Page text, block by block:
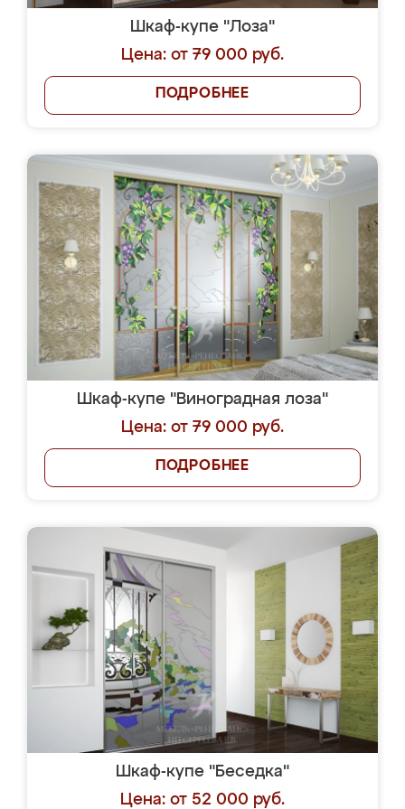
Шкаф-купе "Лоза"
Цена: от 79 000 руб.
ПОДРОБНЕЕ
Шкаф-купе "Виноградная лоза"
Цена: от 79 000 руб.
ПОДРОБНЕЕ
Шкаф-купе "Беседка"
Цена: от 52 000 руб.